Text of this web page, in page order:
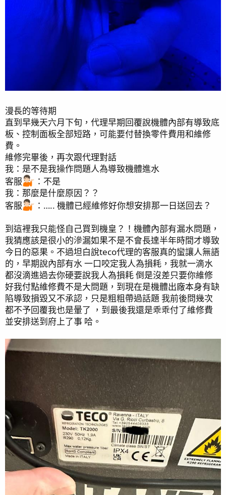
漫長的等待期
直到早幾天六月下旬，代理早期回覆說機體內部有導致底
板、控制面板全部短路，可能要付替換零件費用和維修
費。
維修完畢後，再次跟代理對話
我：是不是我操作問題人為導致機體進水
客服
：不是
我：那麼是什麼原因？？
客服
：….. 機體已經維修好你想安排那一日送回去？
到這裡我只能怪自己買到機皇？！機體內部有漏水問題，
我猜應該是很小的滲漏如果不是不會長達半年時間才導致
今日的惡果。不過坦白說teco代理的客服真的蠻讓人無語
的，早期說內部有水 一口咬定我人為損耗，我就一滴水
都沒滴進過去你硬要說我人為損耗 倒是沒差只要你維修
好我付點維修費不是大問題，到現在是機體出廠本身有缺
陷導致損毀又不承認，只是粗粗帶過話題 我前後問幾次
都不予回覆我也是暈了 ，到最後我還是乖乖付了維修費
並安排送到府上了事 哈。